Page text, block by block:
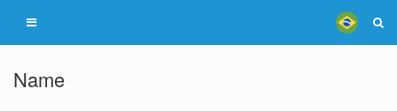
Name